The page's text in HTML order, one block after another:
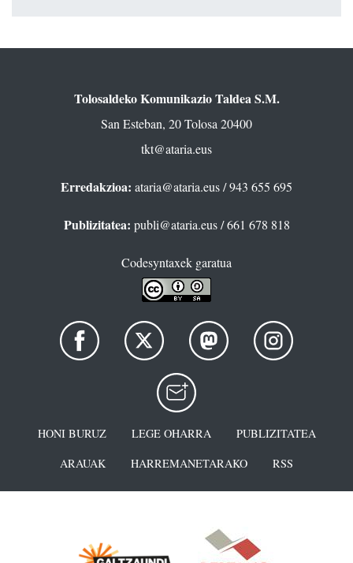
Tolosaldeko Komunikazio Taldea S.M.
San Esteban, 20 Tolosa 20400
tkt@ataria.eus
Erredakzioa: ataria@ataria.eus/ 943 655 695
Publizitatea: publi@ataria.eus/ 661 678 818
Codesyntaxek garatua
HONI BURUZ LEGE OHARRA
PUBLIZITATEA
ARAUAK
HARREMANETARAKO RSS